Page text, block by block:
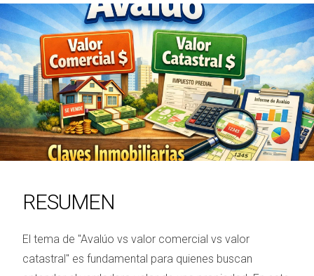
RESUMEN
El tema de "Avalúo vs valor comercial vs valor
catastral" es fundamental para quienes buscan